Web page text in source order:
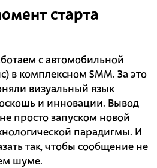
старта
с автомобильной
в комплексном SMM. За это
визуальный язык
и инновации. Вывод
просто запуском новой
парадигмы. И
так, чтобы сообщение не
шуме.